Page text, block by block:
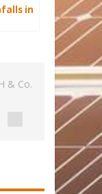
in
& Co.